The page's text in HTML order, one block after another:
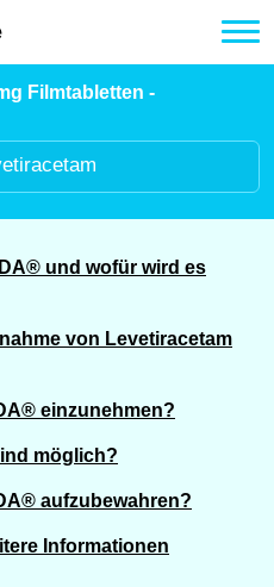
Filmtabletten -
und wofür wird es
von Levetiracetam
einzunehmen?
möglich?
aufzubewahren?
Informationen